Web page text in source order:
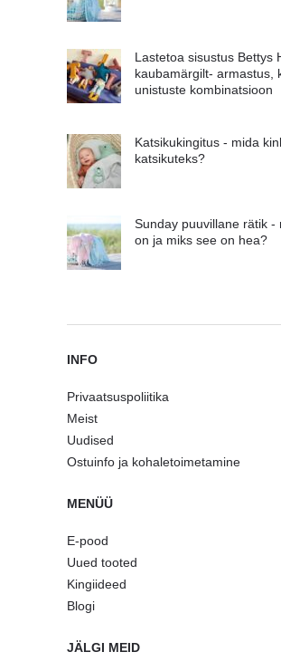
Lastetoa sisustus Bettys
kaubamärgilt- armastus,
unistuste kombinatsioon
Katsikukingitus - mida
katsikuteks?
Sunday puuvillane rätik -
on ja miks see on hea?
INFO
Privaatsuspoliitika
Meist
Uudised
Ostuinfo ja kohaletoimetamine
MENÜÜ
E-pood
Uued tooted
Kingiideed
Blogi
JÄLGI MEID